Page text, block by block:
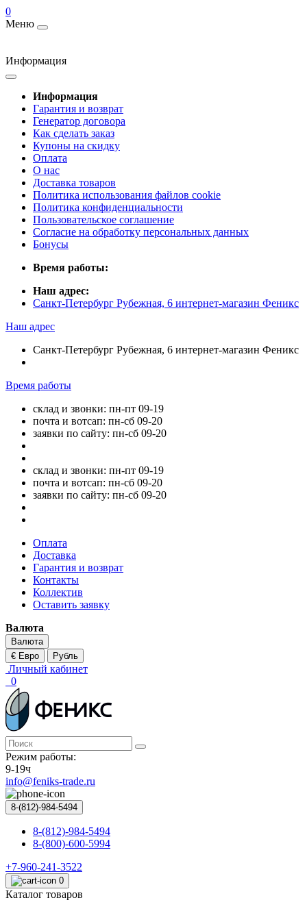
0
Меню
Информация
Информация
Гарантия и возврат
Генератор договора
Как сделать заказ
Купоны на скидку
Оплата
О нас
Доставка товаров
Политика использования файлов cookie
Политика конфиденциальности
Пользовательское соглашение
Согласие на обработку персональных данных
Бонусы
Время работы:
Наш адрес:
Санкт-Петербург Рубежная, 6 интернет-магазин Феникс
Наш адрес
Санкт-Петербург Рубежная, 6 интернет-магазин Феникс
Время работы
склад и звонки: пн-пт 09-19
почта и вотсап: пн-сб 09-20
заявки по сайту: пн-сб 09-20
склад и звонки: пн-пт 09-19
почта и вотсап: пн-сб 09-20
заявки по сайту: пн-сб 09-20
Оплата
Доставка
Гарантия и возврат
Контакты
Коллектив
Оставить заявку
Валюта
Валюта
€ Евро
Рубль
Личный кабинет
0
Режим работы:
9-19ч
info@feniks-trade.ru
8-(812)-984-5494
8-(812)-984-5494
8-(800)-600-5994
+7-960-241-3522
0
Каталог товаров